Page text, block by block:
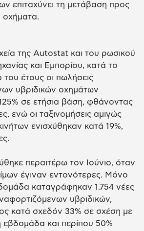
επιταχύνει τη μετάβαση προς
οχήματα.
της Autostat και του ρωσικού
και Εμπορίου, κατά το
έτους οι πωλήσεις
υβριδικών οχημάτων
σε ετήσια βάση, φθάνοντας
ενώ οι ταξινομήσεις αμιγώς
ενισχύθηκαν κατά 19%,
περαιτέρω τον Ιούνιο, όταν
έγιναν εντονότερες. Μόνο
καταγράφηκαν 1.754 νέες
υβριδικών,
κατά σχεδόν 33% σε σχέση με
και περίπου 50%